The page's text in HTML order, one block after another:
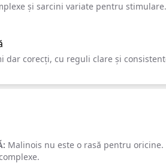
și sarcini variate pentru stimulare.
dar corecți, cu reguli clare și
Malinois nu este o rasă pentru